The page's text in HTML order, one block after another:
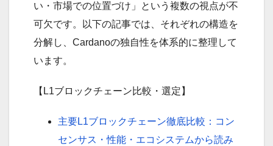
い・市場での位置づけ」という複数の視点が不
可欠です。以下の記事では、それぞれの構造を
分解し、Cardanoの独自性を体系的に整理して
います。
【L1ブロックチェーン比較・選定】
主要L1ブロックチェーン徹底比較：コン
センサス・性能・エコシステムから読み